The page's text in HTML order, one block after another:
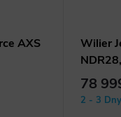
AXS
Wilier
78
2 - 3 Dny